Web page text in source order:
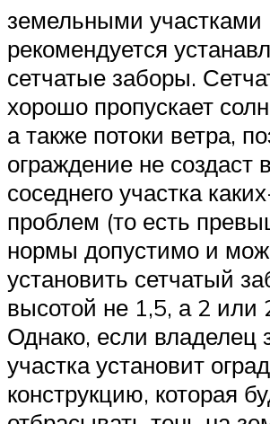
земельными участками
рекомендуется
сетчатые заборы.
хорошо пропускает
а также потоки ветра,
ограждение не создаст
соседнего участка
проблем (то есть
нормы допустимо и
установить сетчатый
высотой не 1,5, а 2 или
Однако, если владелец
участка установит
конструкцию, которая